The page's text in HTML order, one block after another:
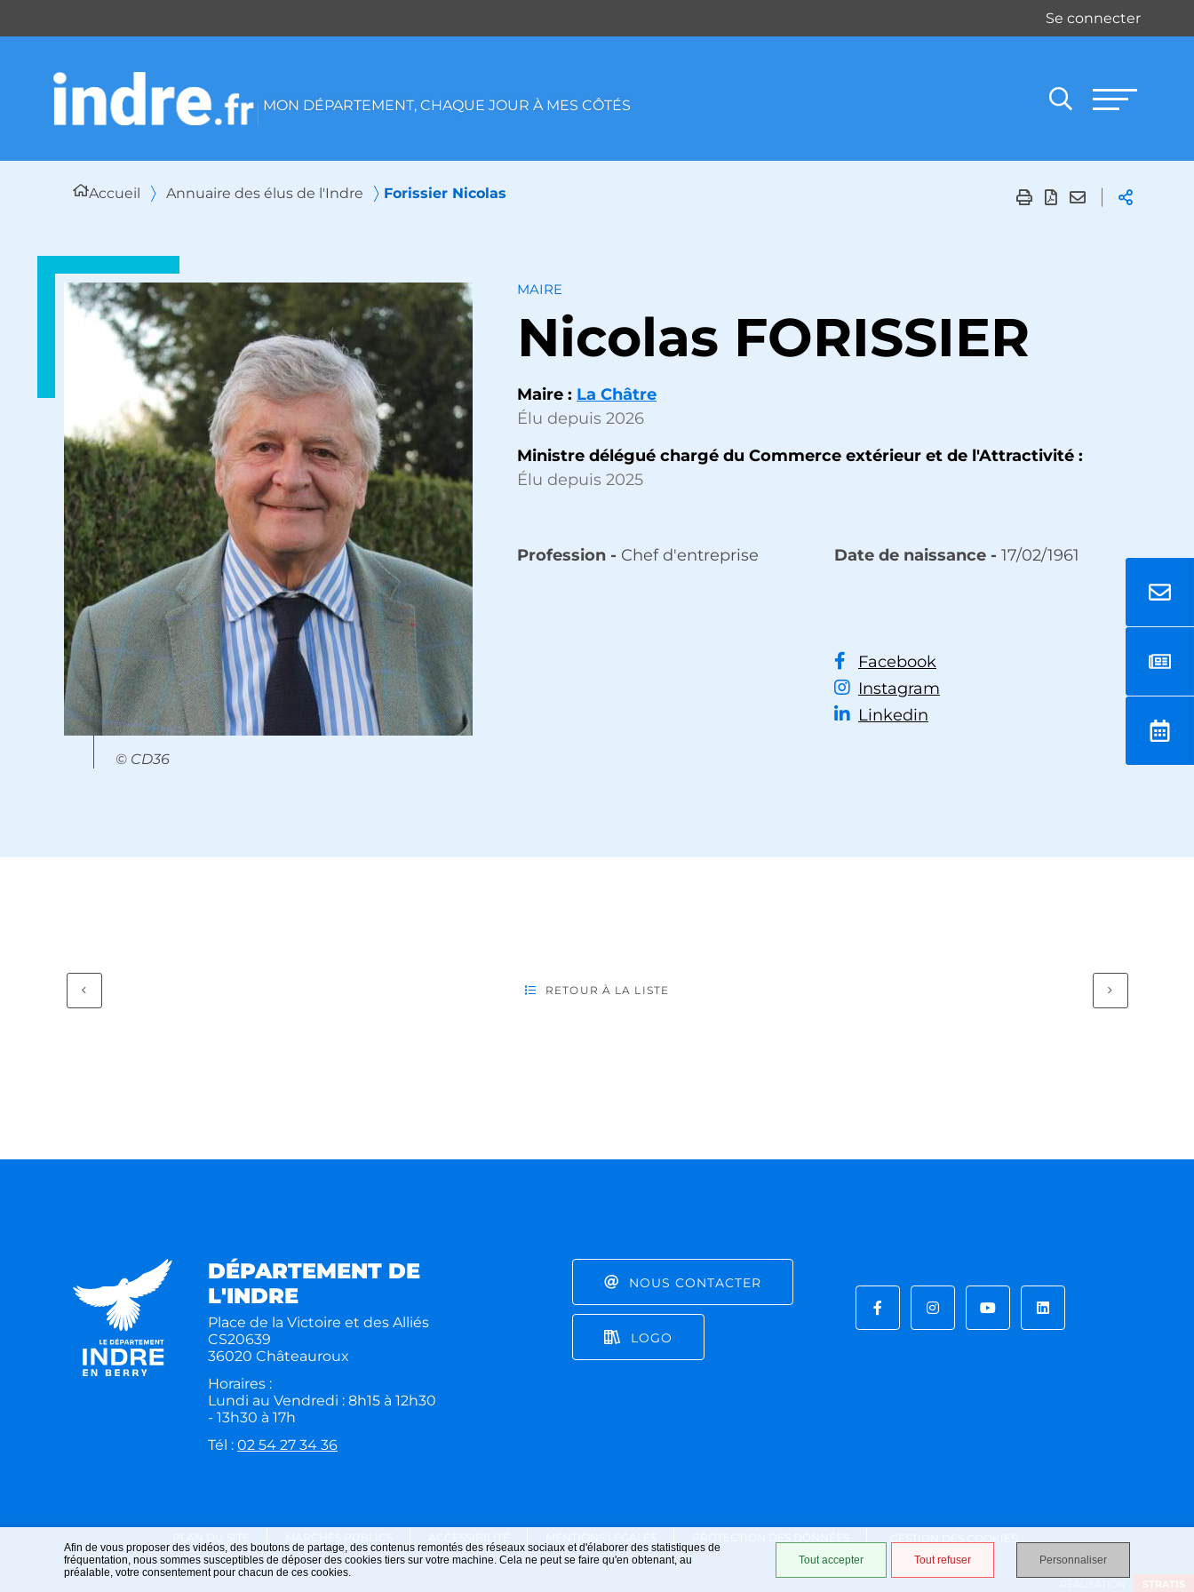
Afin de vous proposer des vidéos, des boutons de partage, des contenus remontés des réseaux sociaux et d'élaborer des statistiques de
fréquentation, nous sommes susceptibles de déposer des cookies tiers sur votre machine. Cela ne peut se faire qu'en obtenant, au
préalable, votre consentement pour chacun de ces cookies.
Tout accepter Tout refuser Personnaliser
Se connecter
MON DÉPARTEMENT, CHAQUE JOUR À MES CÔTÉS
Accueil Annuaire des élus de l'Indre Forissier Nicolas
© CD36
MAIRE
Nicolas FORISSIER
Maire : La Châtre
Élu depuis 2026
Ministre délégué chargé du Commerce extérieur et de l'Attractivité :
Élu depuis 2025
Profession - Chef d'entreprise Date de naissance - 17/02/1961
Facebook
Instagram
Linkedin
RETOUR À LA LISTE
DÉPARTEMENT DE
L'INDRE
Place de la Victoire et des Alliés
CS20639
36020 Châteauroux
Horaires :
Lundi au Vendredi : 8h15 à 12h30
- 13h30 à 17h
Tél : 02 54 27 34 36
NOUS CONTACTER
LOGO
PLAN DU SITE MARCHÉS PUBLICS ACCESSIBILITÉ MENTIONS LÉGALES PROTECTION DES DONNÉES GESTION DES COOKIES
STRATIS